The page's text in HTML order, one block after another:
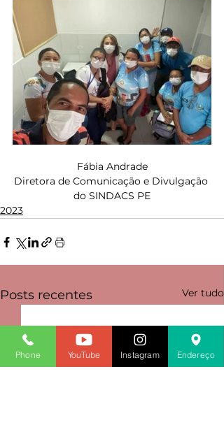
Fábia Andrade
Diretora de Comunicação e Divulgação
do SINDACS PE
2023
Posts recentes Ver tudo
Phone YouTube Instagram Endereço